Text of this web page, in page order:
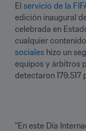
El servicio de la
edición inaugural
celebrada en
cualquier
sociales hizo un
equipos y árbitros
detectaron
"En este Día